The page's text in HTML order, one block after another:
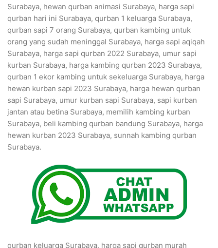
Surabaya, hewan qurban animasi Surabaya, harga sapi
qurban hari ini Surabaya, qurban 1 keluarga Surabaya,
qurban sapi 7 orang Surabaya, qurban kambing untuk
orang yang sudah meninggal Surabaya, harga sapi aqiqah
Surabaya, harga sapi qurban 2022 Surabaya, umur sapi
kurban Surabaya, harga kambing qurban 2023 Surabaya,
qurban 1 ekor kambing untuk sekeluarga Surabaya, harga
hewan kurban sapi 2023 Surabaya, harga hewan qurban
sapi Surabaya, umur kurban sapi Surabaya, sapi kurban
jantan atau betina Surabaya, memilih kambing kurban
Surabaya, beli kambing qurban bandung Surabaya, harga
hewan kurban 2023 Surabaya, sunnah kambing qurban
Surabaya.
qurban keluarga Surabaya, harga sapi qurban murah